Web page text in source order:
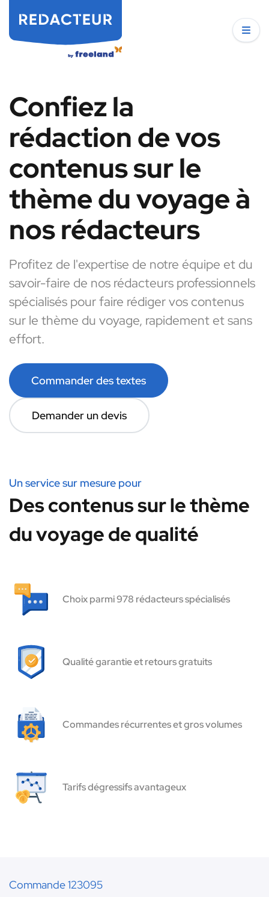
Confiez la
rédaction de vos
contenus sur le
thème du voyage à
nos rédacteurs
Profitez de l'expertise de notre équipe et du
savoir-faire de nos rédacteurs professionnels
spécialisés pour faire rédiger vos contenus
sur le thème du voyage, rapidement et sans
effort.
Commander des textes
Demander un devis
Un service sur mesure pour
Des contenus sur le thème
du voyage de qualité
Choix parmi 978 rédacteurs spécialisés
Qualité garantie et retours gratuits
Commandes récurrentes et gros volumes
Tarifs dégressifs avantageux
Commande 123095